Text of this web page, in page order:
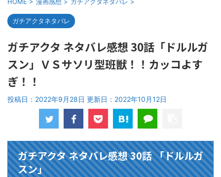
HOME > 漫画感想 > ガチアクタネタバレ >
ガチアクタネタバレ
ガチアクタ ネタバレ感想 30話「ドルルガ
スン」ＶＳサソリ型班獣！！カッコよす
ぎ！！
投稿日：2022年9月28日 更新日： 2022年10月12日
ガチアクタ ネタバレ感想 30話 「ドルルガ
スン」